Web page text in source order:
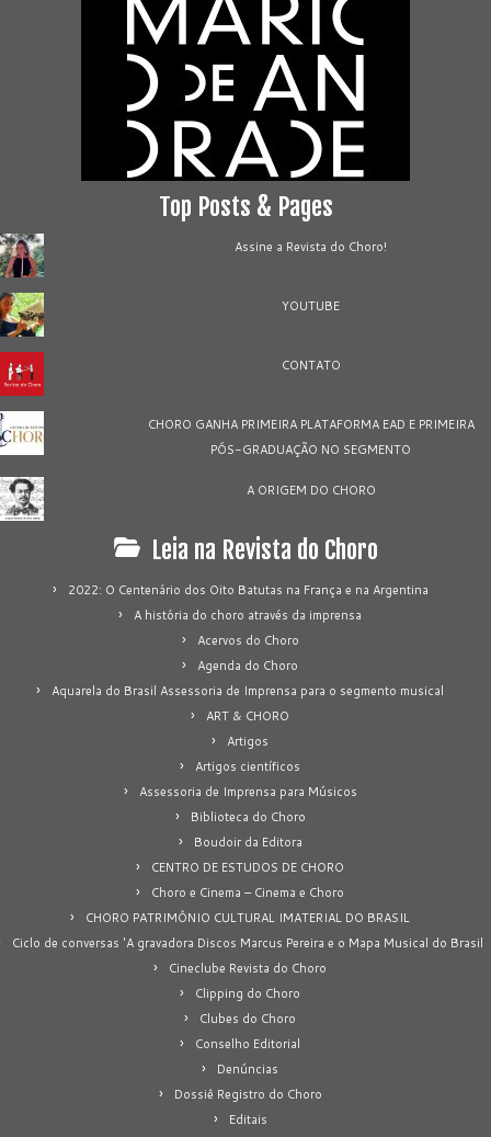
Top Posts & Pages
Assine a Revista do Choro!
YOUTUBE
CONTATO
CHORO GANHA PRIMEIRA PLATAFORMA EAD E PRIMEIRA
PÓS-GRADUAÇÃO NO SEGMENTO
A ORIGEM DO CHORO
Leia na Revista do Choro
2022: O Centenário dos Oito Batutas na França e na Argentina
A história do choro através da imprensa
Acervos do Choro
Agenda do Choro
Aquarela do Brasil Assessoria de Imprensa para o segmento musical
ART & CHORO
Artigos
Artigos científicos
Assessoria de Imprensa para Músicos
Biblioteca do Choro
Boudoir da Editora
CENTRO DE ESTUDOS DE CHORO
Choro e Cinema – Cinema e Choro
CHORO PATRIMÔNIO CULTURAL IMATERIAL DO BRASIL
Ciclo de conversas 'A gravadora Discos Marcus Pereira e o Mapa Musical do Brasil
Cineclube Revista do Choro
Clipping do Choro
Clubes do Choro
Conselho Editorial
Denúncias
Dossiê Registro do Choro
Editais